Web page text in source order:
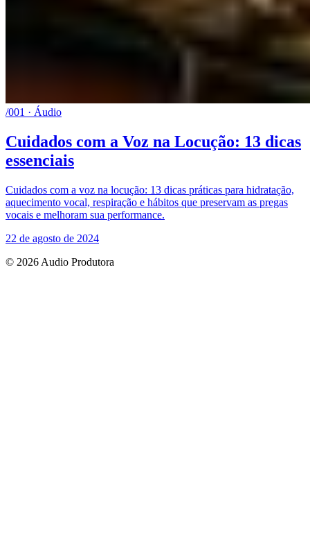
/001 · Áudio
Cuidados com a Voz na Locução: 13 dicas
essenciais
Cuidados com a voz na locução: 13 dicas práticas para hidratação,
aquecimento vocal, respiração e hábitos que preservam as pregas
vocais e melhoram sua performance.
22 de agosto de 2024
© 2026 Audio Produtora